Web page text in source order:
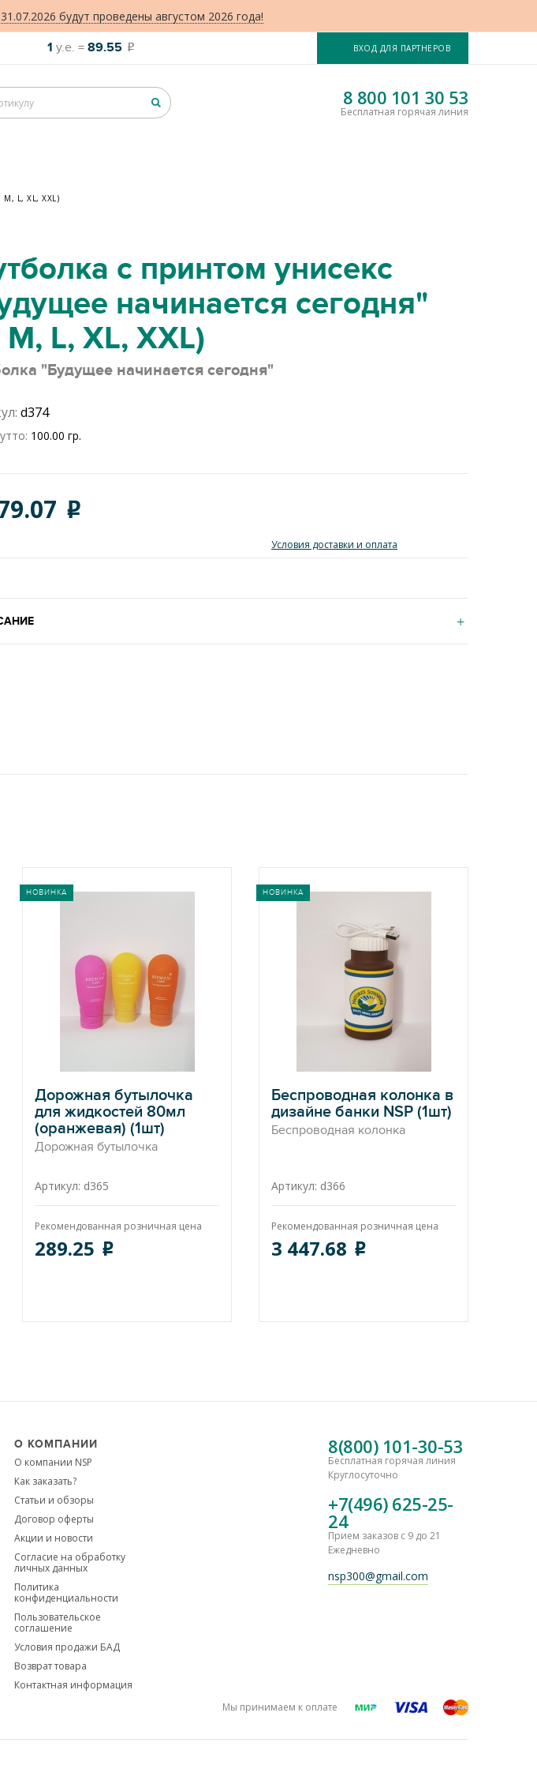
будут проведены августом 2026 года!
ВХОД ДЛЯ ПАРТНЕРОВ
1 у.е. = 89.55 o
8 800 101 30 53
Бесплатная горячая линия
L, XL, XXL)
с принтом унисекс
начинается сегодня"
M, L, XL, XXL)
"Будущее начинается сегодня"
d374
100.00 гр.
o
Условия доставки и оплата
Дорожная бутылочка
для жидкостей 80мл
(оранжевая) (1шт)
Дорожная бутылочка
Артикул: d365
Рекомендованная розничная цена
289.25 o
НОВИНКА
Беспроводная колонка в
дизайне банки NSP (1шт)
Беспроводная колонка
Артикул: d366
Рекомендованная розничная цена
3 447.68 o
НОВИНКА
О КОМПАНИИ
О компании NSP
Как заказать?
Статьи и обзоры
Договор оферты
Акции и новости
Согласие на обработку
личных данных
Политика
конфиденциальности
Пользовательское
соглашение
Условия продажи БАД
Возврат товара
Контактная информация
8(800) 101-30-53
Бесплатная горячая линия
Круглосуточно
+7(496) 625-25-
24
Прием заказов с 9 до 21
Ежедневно
nsp300@gmail.com
Мы принимаем к оплате